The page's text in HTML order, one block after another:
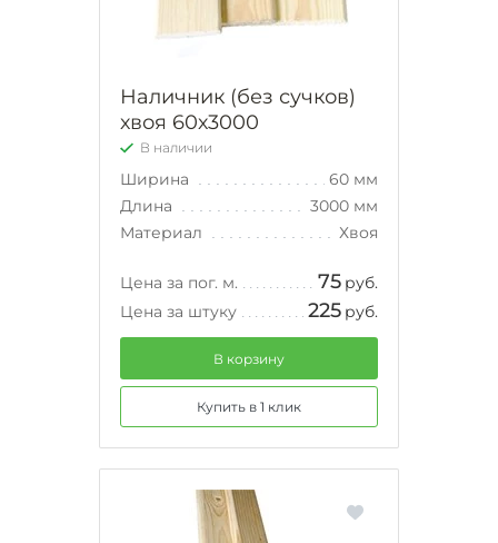
Наличник (без сучков)
хвоя 60х3000
В наличии
Ширина
60 мм
Длина
3000 мм
Материал
Хвоя
Цена за пог. м. 75 руб.
Цена за штуку
225 руб.
В корзину
Купить в 1 клик